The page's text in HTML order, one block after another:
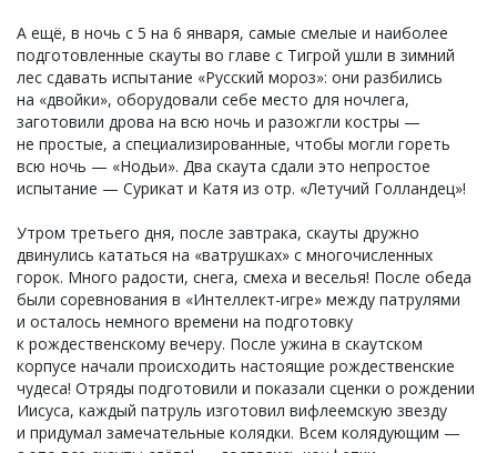
А ещё, в ночь с 5 на 6 января, самые смелые и наиболее
подготовленные скауты во главе с Тигрой ушли в зимний
лес сдавать испытание «Русский мороз»: они разбились
на «двойки», оборудовали себе место для ночлега,
заготовили дрова на всю ночь и разожгли костры —
не простые, а специализированные, чтобы могли гореть
всю ночь — «Нодьи». Два скаута сдали это непростое
испытание — Сурикат и Катя из отр. «Летучий Голландец»!
Утром третьего дня, после завтрака, скауты дружно
двинулись кататься на «ватрушках» с многочисленных
горок. Много радости, снега, смеха и веселья! После обеда
были соревнования в «Интеллект-игре» между патрулями
и осталось немного времени на подготовку
к рождественскому вечеру. После ужина в скаутском
корпусе начали происходить настоящие рождественские
чудеса! Отряды подготовили и показали сценки о рождении
Иисуса, каждый патруль изготовил вифлеемскую звезду
и придумал замечательные колядки. Всем колядующим —